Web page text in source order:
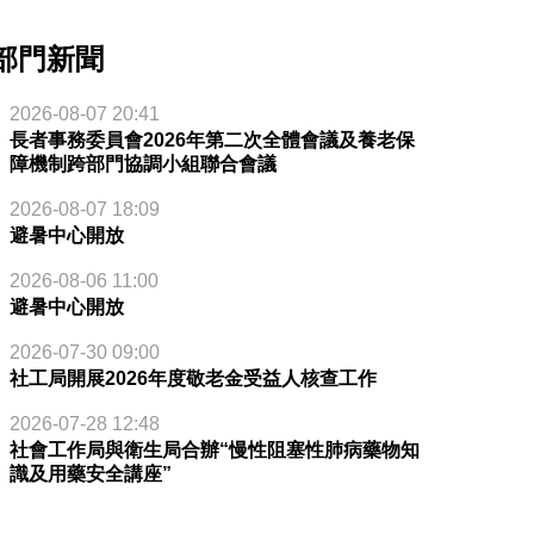
門新聞
2026-08-07 20:41
長者事務委員會2026年第二次全體會議及養老保
障機制跨部門協調小組聯合會議
2026-08-07 18:09
避暑中心開放
2026-08-06 11:00
避暑中心開放
2026-07-30 09:00
社工局開展2026年度敬老金受益人核查工作
2026-07-28 12:48
社會工作局與衛生局合辦“慢性阻塞性肺病藥物知
識及用藥安全講座”